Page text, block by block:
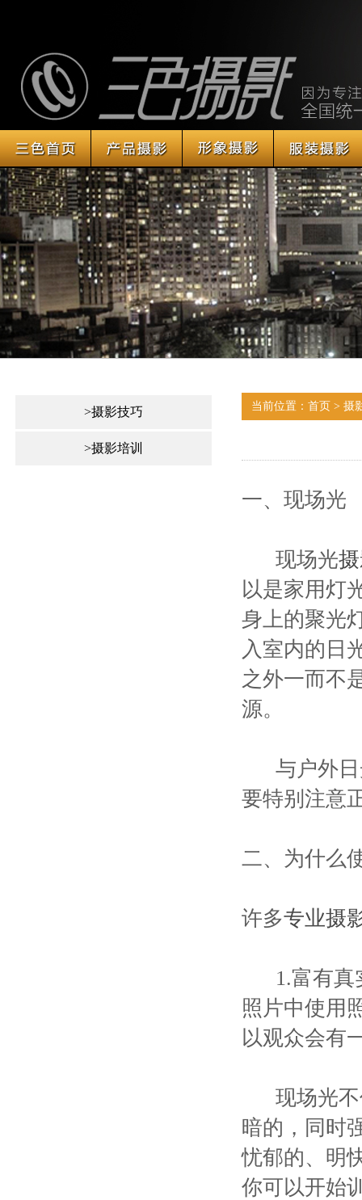
>摄影技巧
>摄影培训
当前位置：首页 > 摄
一、现场光
现场光
以是家用灯
身上的聚光
入室内的日
之外一而不
源。
与户外日
要特别注意
二、为什么
许多专业摄
1.富有真
照片中使用
以观众会有
现场光不
暗的，同时
忧郁的、明
你可以开始